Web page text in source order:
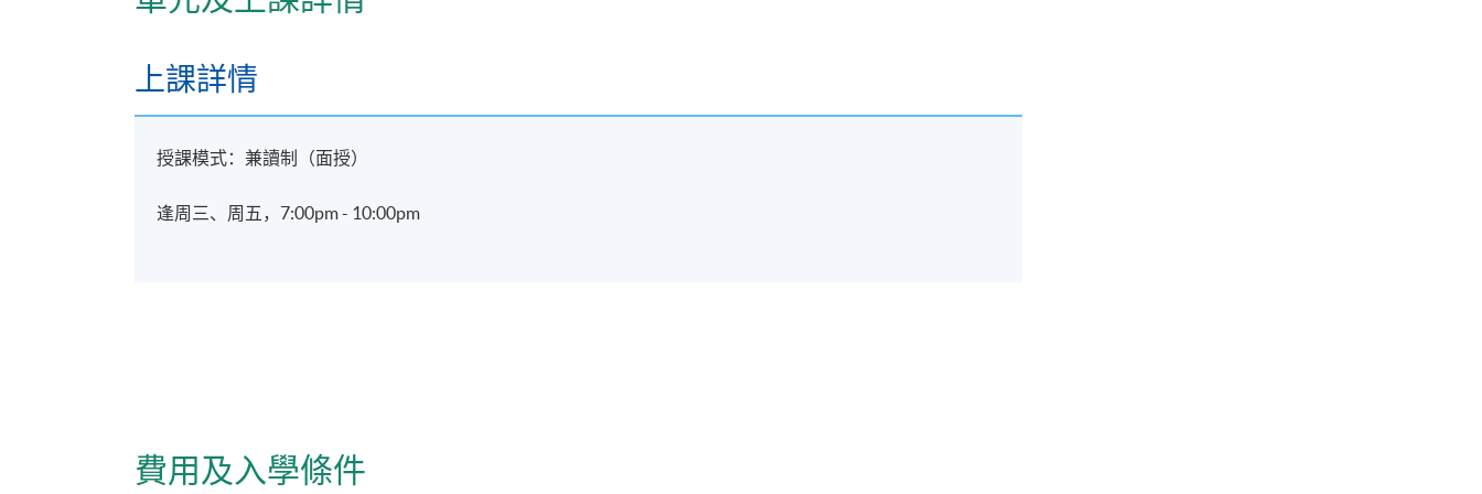
上課詳情
授課模式：兼讀制（面授）
逢周三、周五，7:00pm - 10:00pm
費用及入學條件